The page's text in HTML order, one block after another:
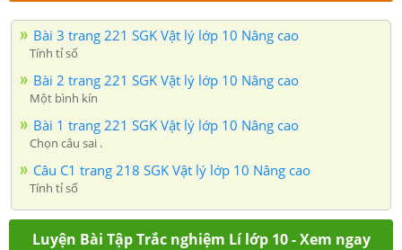
Bài 3 trang 221 SGK Vật lý lớp 10 Nâng cao
Tính tỉ số
Bài 2 trang 221 SGK Vật lý lớp 10 Nâng cao
Một bình kín
Bài 1 trang 221 SGK Vật lý lớp 10 Nâng cao
Chọn câu sai .
Câu C1 trang 218 SGK Vật lý lớp 10 Nâng cao
Tính tỉ số
Luyện Bài Tập Trắc nghiệm Lí lớp 10 - Xem ngay